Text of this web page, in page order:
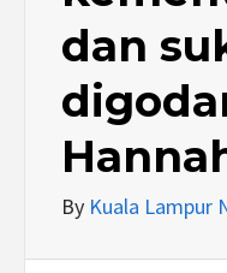
dan
By Kuala Lampur